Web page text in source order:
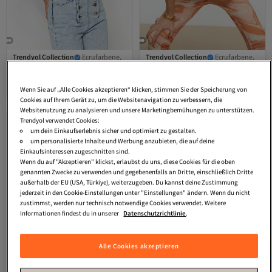
Trendyol Collection
Ecrufarbene,
TWOSS23BZ00025
34 €
Trendyol Collection
Ecrufarbene,
7, 12€
Wenn Sie auf „Alle Cookies akzeptieren“ klicken, stimmen Sie der Speicherung von
Cookies auf Ihrem Gerät zu, um die Websitenavigation zu verbessern, die
Websitenutzung zu analysieren und unsere Marketingbemühungen zu unterstützen.
Trendyol verwendet Cookies:
um dein Einkaufserlebnis sicher und optimiert zu gestalten.
um personalisierte Inhalte und Werbung anzubieten, die auf deine
Einkaufsinteressen zugeschnitten sind.
Wenn du auf "Akzeptieren" klickst, erlaubst du uns, diese Cookies für die oben
genannten Zwecke zu verwenden und gegebenenfalls an Dritte, einschließlich Dritte
außerhalb der EU (USA, Türkiye), weiterzugeben. Du kannst deine Zustimmung
jederzeit in den Cookie-Einstellungen unter "Einstellungen" ändern. Wenn du nicht
zustimmst, werden nur technisch notwendige Cookies verwendet. Weitere
Informationen findest du in unserer Datenschutzrichtlinie.
Alle Cookies akzeptieren